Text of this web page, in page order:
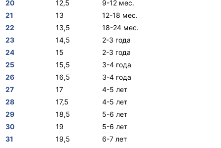
20 12,5
9-12 мес.
21
13
12-18 мес.
22
13,5
18-24 мес.
23
14,5
2-3 года
24
15
2-3 года
25
15,5
3-4 года
26
16,5
3-4 года
27
17
4-5 лет
28
17,5
4-5 лет
29
18,5
5-6 лет
30
19
5-6 лет
31
19,5
6-7 лет